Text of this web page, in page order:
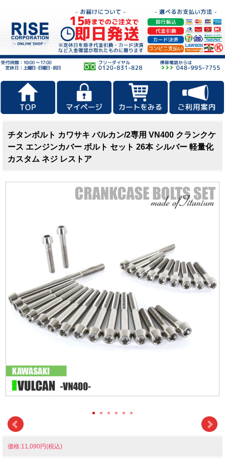
チタンボルト カワサキ バルカン/2専用 VN400 クランクケ
ース エンジンカバー ボルト セット 26本 シルバー 軽量化
カスタム ネジ レストア
価格:11,090円(税込)